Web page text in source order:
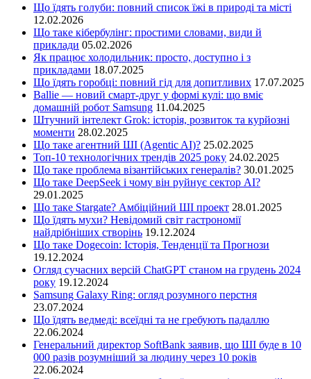
Що їдять голуби: повний список їжі в природі та місті
12.02.2026
Що таке кібербулінг: простими словами, види й
приклади 05.02.2026
Як працює холодильник: просто, доступно і з
прикладами 18.07.2025
Що їдять горобці: повний гід для допитливих 17.07.2025
Ballie — новий смарт-друг у формі кулі: що вміє
домашній робот Samsung 11.04.2025
Штучний інтелект Grok: історія, розвиток та курйозні
моменти 28.02.2025
Що таке агентний ШІ (Agentic AI)? 25.02.2025
Топ-10 технологічних трендів 2025 року 24.02.2025
Що таке проблема візантійських генералів? 30.01.2025
Що таке DeepSeek і чому він руйнує сектор АІ?
29.01.2025
Що таке Stargate? Амбіційний ШІ проект 28.01.2025
Що їдять мухи? Невідомий світ гастрономії
найдрібніших створінь 19.12.2024
Що таке Dogecoin: Історія, Тенденції та Прогнози
19.12.2024
Огляд сучасних версій ChatGPT станом на грудень 2024
року 19.12.2024
Samsung Galaxy Ring: огляд розумного перстня
23.07.2024
Що їдять ведмеді: всеїдні та не гребують падаллю
22.06.2024
Генеральний директор SoftBank заявив, що ШІ буде в 10
000 разів розумніший за людину через 10 років
22.06.2024